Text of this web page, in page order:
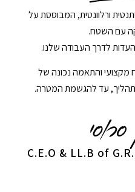
ורלוונטית, המבוססת על
עם השטח.
לדרך העבודה שלנו.
מקצועי והתאמה נכונה של
עד להגשמת המטרה.
C.E.O & LL.B of